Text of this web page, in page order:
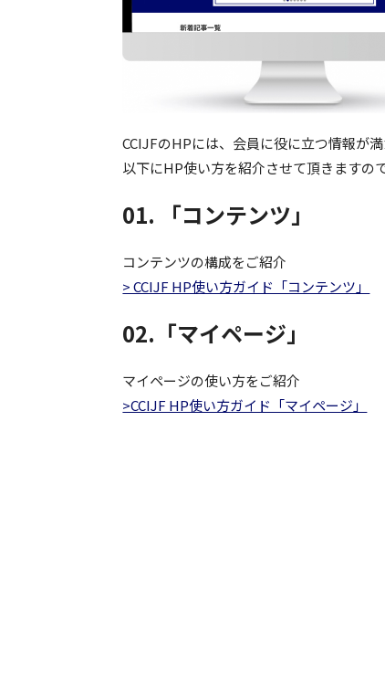
CCIJFのHPには、会員に役に立つ情報が満
以下にHP使い方を紹介させて頂きますの
01. 「コンテンツ」
コンテンツの構成をご紹介
> CCIJF HP使い方ガイド「コンテンツ」
02.「マイページ」
マイページの使い方をご紹介
>CCIJF HP使い方ガイド「マイページ」